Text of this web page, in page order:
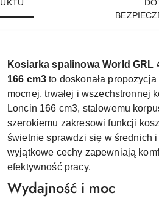
DOT.
Kosiarka spalinowa World GRL
166 cm3 to doskonała
mocnej, trwałej i wszechstronnej
Loncin 166 cm3, stalowemu
szerokiemu zakresowi funkcji
świetnie sprawdzi się w średnich
wyjątkowe cechy zapewniają
efektywność pracy.
Wydajność i moc